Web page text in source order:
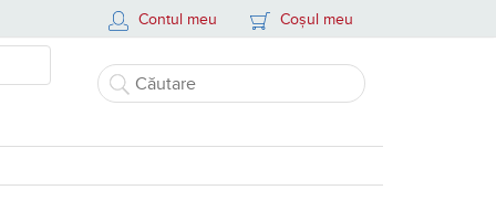
Contul meu Coșul meu